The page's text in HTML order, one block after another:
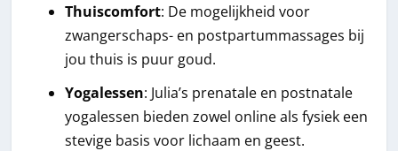
Thuiscomfort: De mogelijkheid voor
zwangerschaps- en postpartummassages bij
jou thuis is puur goud.
Yogalessen: Julia’s prenatale en postnatale
yogalessen bieden zowel online als fysiek een
stevige basis voor lichaam en geest.